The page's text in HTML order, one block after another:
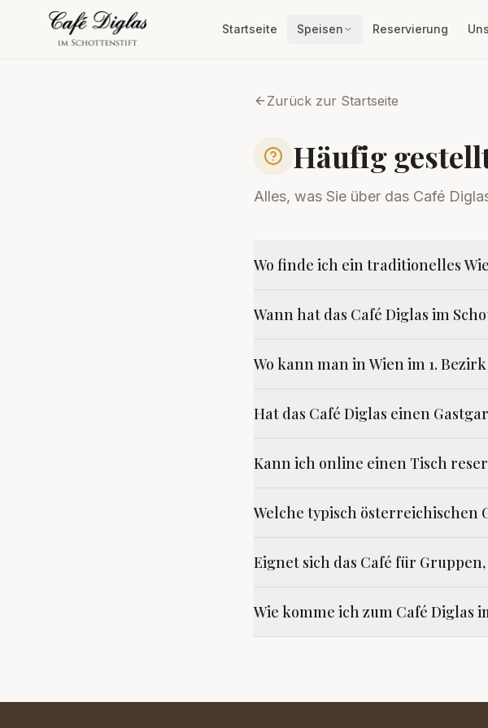
Startseite Speisen Reservierung
Zurück zur Startseite
Häufig
Alles, was Sie über das Café
Wo finde ich ein traditionelles
Wann hat das Café Diglas im
Wo kann man in Wien im 1.
Hat das Café Diglas einen
Kann ich online einen Tisch
Welche typisch österreichischen
Eignet sich das Café für
Wie komme ich zum Café Diglas